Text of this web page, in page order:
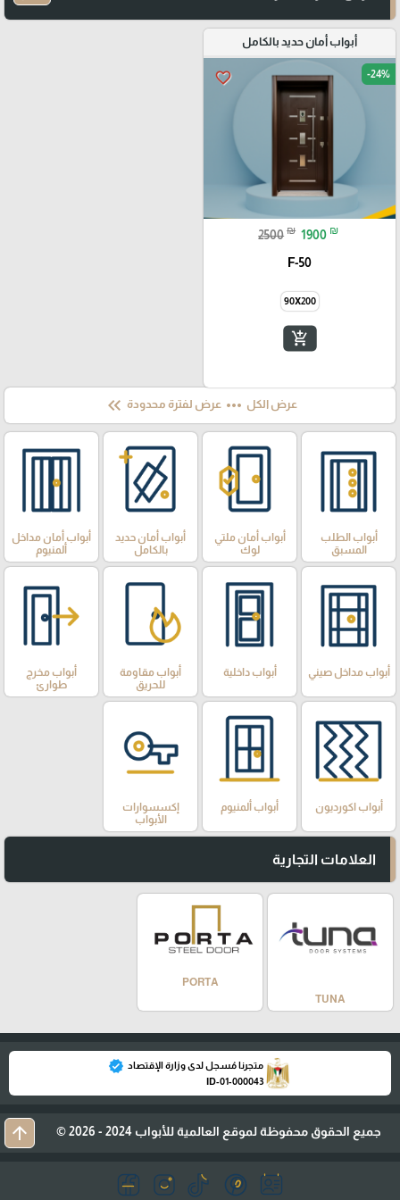
أبواب أمان حديد بالكامل
favorite_border -24%
2500 ₪ 1900 ₪
F-50
90X200
add_shopping_cart
عرض الكل more_horiz عرض لفترة محدودة keyboard_double_arrow_left
أبواب الطلب
المسبق
أبواب أمان ملتي
لوك
أبواب أمان حديد
بالكامل
أبواب أمان مداخل
ألمنيوم
أبواب مداخل صيني أبواب داخلية
أبواب مقاومة
للحريق
أبواب مخرج
طوارئ
أبواب اكورديون أبواب ألمنيوم
إكسسوارات
الأبواب
العلامات التجارية
TUNA
PORTA
متجرنا مُسجل لدى وزارة الإقتصاد verified
ID-01-000043
جميع الحقوق محفوظة لموقع العالمية للأبواب 2024 - 2026 © arrow_upward